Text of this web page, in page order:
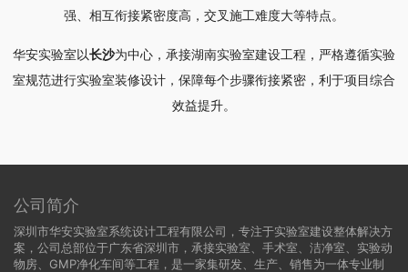
强、相互衔接紧密度高，交叉施工难度大等特点。
华安实验室以长沙为中心，承接湖南实验室建设工程，严格遵循实验
室规范进行实验室装修设计，保障每个步骤衔接紧密，利于项目综合
效益提升。
公司简介
深圳市华安实验室系统设计工程有限公司，专注于实验室建设整体解决方
案，公司总部位于广东省深圳市，承接实验室、手术室、洁净室、实验动
物房、GMP净化车间等工程，是一家集研发、生产、销售为一体专业制